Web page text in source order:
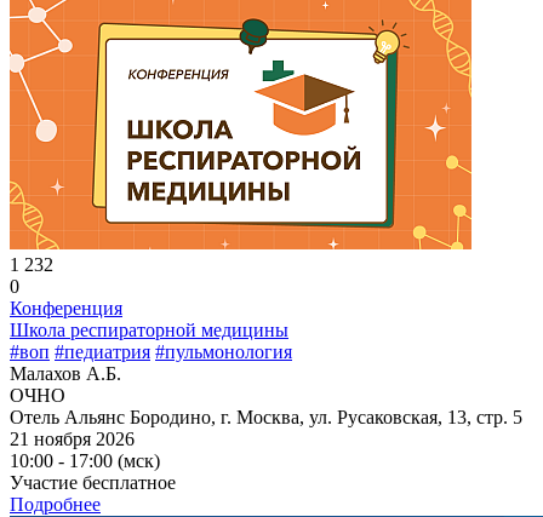
1 232
0
Конференция
Школа респираторной медицины
#воп #педиатрия #пульмонология
Малахов А.Б.
ОЧНО
Отель Альянс Бородино, г. Москва, ул. Русаковская, 13, стр. 5
21 ноября 2026
10:00 - 17:00 (мск)
Участие бесплатное
Подробнее